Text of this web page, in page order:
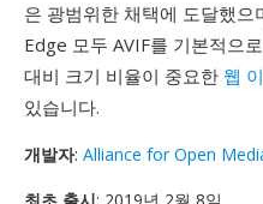
은 광범위한 채택에 도달했
Edge 모두 AVIF를 기본적으
대비 크기 비율이 중요한 웹
있습니다.
개발자: Alliance for Open